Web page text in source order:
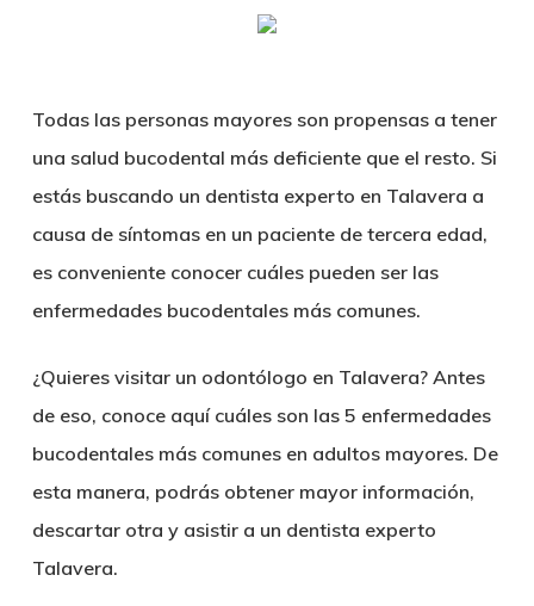
content
Todas las personas mayores son propensas a tener
una salud bucodental más deficiente que el resto. Si
estás buscando un dentista experto en Talavera a
causa de síntomas en un paciente de tercera edad,
es conveniente conocer cuáles pueden ser las
enfermedades bucodentales más comunes.
¿Quieres visitar un odontólogo en Talavera? Antes
de eso, conoce aquí cuáles son las 5 enfermedades
bucodentales más comunes en adultos mayores. De
esta manera, podrás obtener mayor información,
descartar otra y asistir a un dentista experto
Talavera.